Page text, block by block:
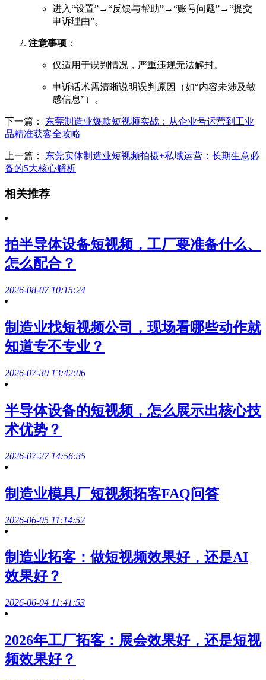
进入“设置”→“反馈与帮助”→“账号问题”→“提交
申诉理由”。
注意事项 ：
仅适用于误判情况，严重违规无法解封。
申诉话术需清晰说明误判原因（如“内容未涉及敏
感信息”）。
下一篇： 东莞制造业爆款短视频实战：从企业号运营到工业
品精准获客全攻略
上一篇： 东莞实体制造业短视频拍摄+私域运营：长期生意必
备的5大核心解析
相关推荐
拍半导体设备短视频，工厂要准备什么、
怎么配合？
2026-08-07 10:15:24
制造业找短视频公司，现场看哪些动作就
知道专不专业？
2026-07-30 13:42:06
半导体设备的短视频，怎么展示出核心技
术优势？
2026-07-27 14:56:35
制造业模具厂短视频拓客FAQ问答
2026-06-05 11:14:52
制造业拓客：做短视频效果好，还是AI
效果好？
2026-06-04 11:41:53
2026年工厂拓客：展会效果好，还是短视
频效果好？